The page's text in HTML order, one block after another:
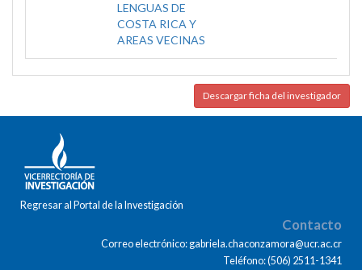
LENGUAS DE
COSTA RICA Y
AREAS VECINAS
Descargar ficha del investigador
Regresar al Portal de la Investigación
Contacto
Correo electrónico: gabriela.chaconzamora@ucr.ac.cr
Teléfono: (506) 2511-1341